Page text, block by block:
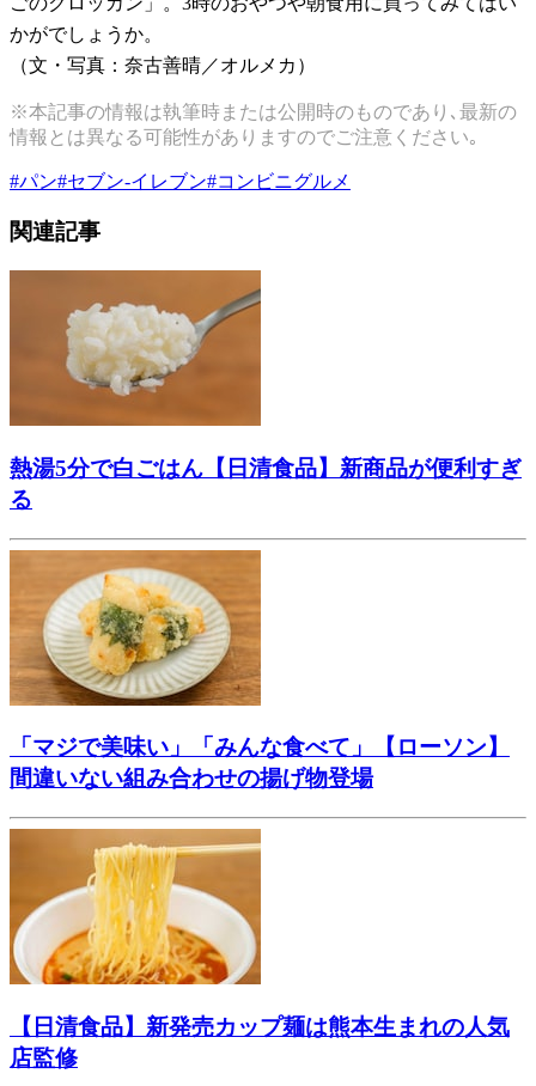
かがでしょうか。
（文・写真：奈古善晴／オルメカ）
※本記事の情報は執筆時または公開時のものであり､最新の
情報とは異なる可能性がありますのでご注意ください｡
#パン#セブン-イレブン#コンビニグルメ
関連記事
熱湯5分で白ごはん【日清食品】新商品が便利すぎ
る
「マジで美味い」「みんな食べて」【ローソン】
間違いない組み合わせの揚げ物登場
【日清食品】新発売カップ麺は熊本生まれの人気
店監修